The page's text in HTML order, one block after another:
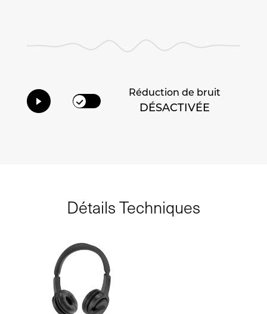
Réduction de bruit
DÉSACTIVÉE
Détails Techniques